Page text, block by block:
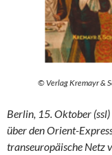
© Verlag Kremayr &
Berlin, 15. Oktober
über den Orient-
transeuropäische Netz